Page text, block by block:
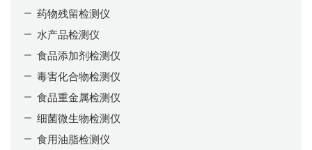
药物残留检测仪
水产品检测仪
食品添加剂检测仪
毒害化合物检测仪
食品重金属检测仪
细菌微生物检测仪
食用油脂检测仪